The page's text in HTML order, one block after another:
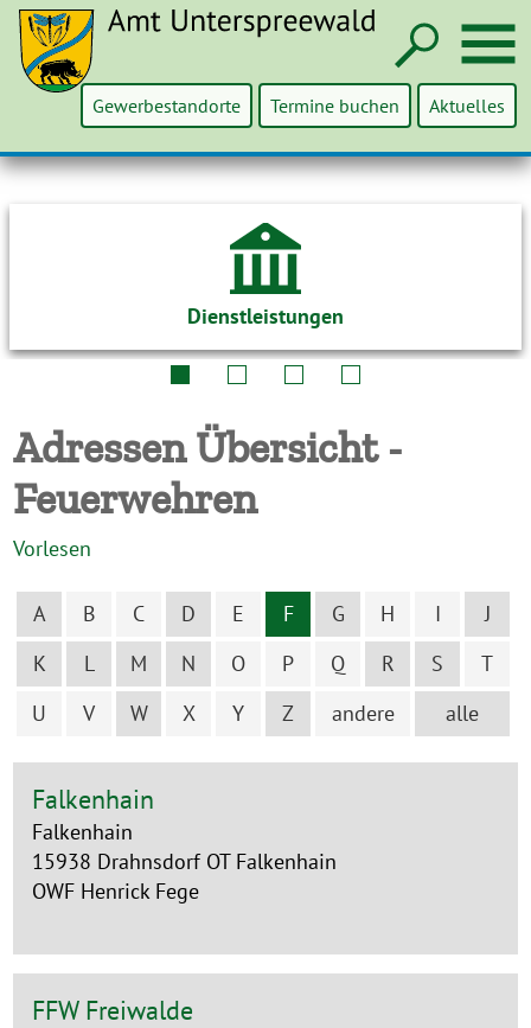
Gewerbestandorte Termine buchen Aktuelles
Dienstleistungen
Adressen Übersicht -
Feuerwehren
Vorlesen
alle
A B C D E F G H I
J
K
L M N O P Q R S
T
U
V W X Y Z andere
Falkenhain
Falkenhain
15938 Drahnsdorf OT Falkenhain
OWF Henrick Fege
FFW Freiwalde